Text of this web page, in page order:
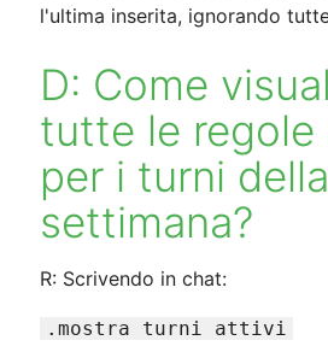
l'ultima inserita, ignorando
D: Come
tutte le regole
per i turni della
settimana?
R: Scrivendo in chat:
.mostra turni attivi